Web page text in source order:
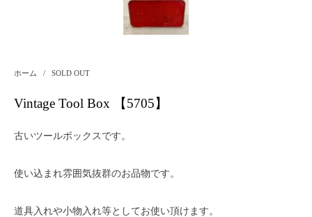
ホーム / SOLD OUT
Vintage Tool Box 【5705】
古いツールボックスです。
使い込まれ雰囲気抜群のお品物です。
道具入れや小物入れ等としてお使い頂けます。